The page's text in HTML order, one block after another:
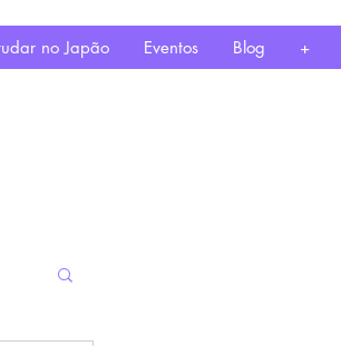
no Japão Eventos Blog +